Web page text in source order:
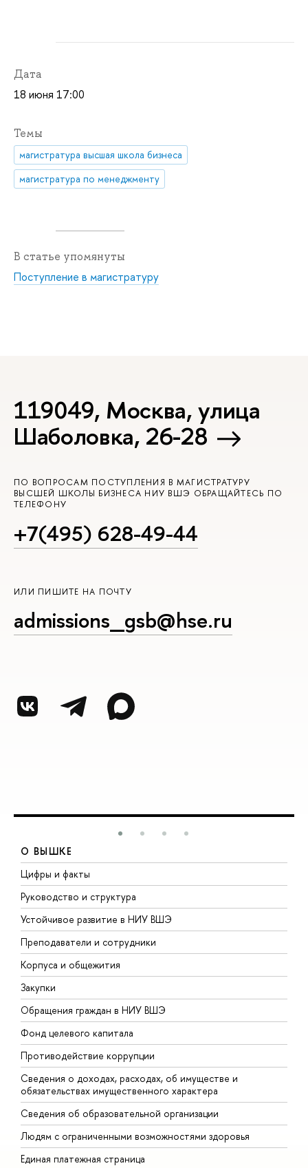
Дата
18 июня 17:00
Темы
магистратура высшая школа бизнеса
магистратура по менеджменту
В статье упомянуты
Поступление в магистратуру
119049, Москва, улица
Шаболовка, 26-28
ПО ВОПРОСАМ ПОСТУПЛЕНИЯ В МАГИСТРАТУРУ
ВЫСШЕЙ ШКОЛЫ БИЗНЕСА НИУ ВШЭ ОБРАЩАЙТЕСЬ ПО
ТЕЛЕФОНУ
+7(495) 628-49-44
ИЛИ ПИШИТЕ НА ПОЧТУ
admissions_gsb@hse.ru
О ВЫШКЕ
Цифры и факты
Руководство и структура
Устойчивое развитие в НИУ ВШЭ
Преподаватели и сотрудники
Корпуса и общежития
Закупки
Обращения граждан в НИУ ВШЭ
Фонд целевого капитала
Противодействие коррупции
Сведения о доходах, расходах, об имуществе и
обязательствах имущественного характера
Сведения об образовательной организации
Людям с ограниченными возможностями здоровья
Единая платежная страница